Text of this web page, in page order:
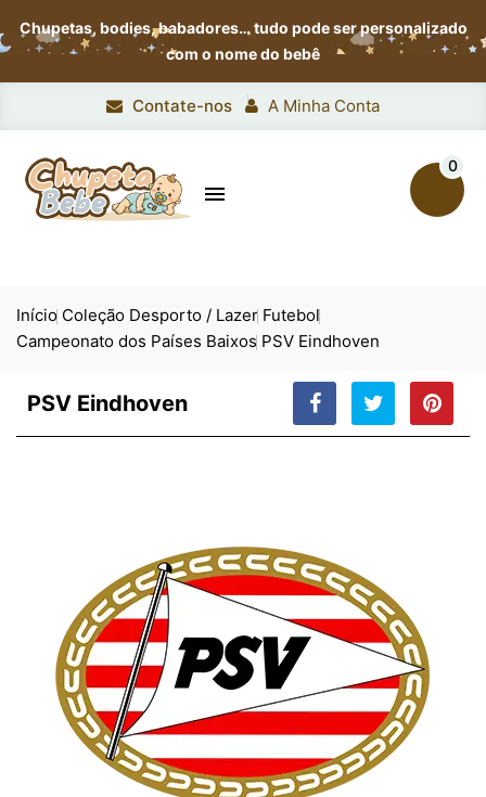
Chupetas, bodies, babadores…tudo pode ser personalizado
com o nome do bebê
Contate-nos A Minha Conta

0
Início Coleção Desporto / Lazer Futebol
Campeonato dos Países Baixos PSV Eindhoven
PSV Eindhoven